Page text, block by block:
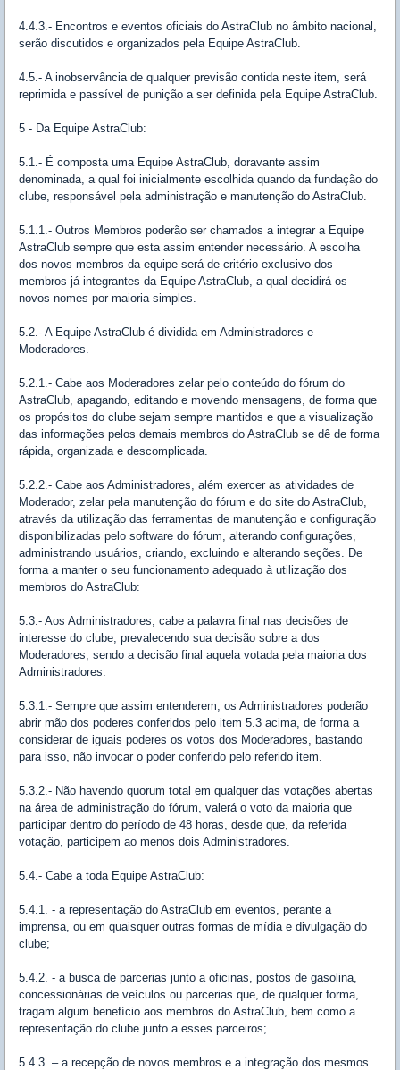
4.4.3.- Encontros e eventos oficiais do AstraClub no âmbito nacional,
serão discutidos e organizados pela Equipe AstraClub.
4.5.- A inobservância de qualquer previsão contida neste item, será
reprimida e passível de punição a ser definida pela Equipe AstraClub.
5 - Da Equipe AstraClub:
5.1.- É composta uma Equipe AstraClub, doravante assim
denominada, a qual foi inicialmente escolhida quando da fundação do
clube, responsável pela administração e manutenção do AstraClub.
5.1.1.- Outros Membros poderão ser chamados a integrar a Equipe
AstraClub sempre que esta assim entender necessário. A escolha
dos novos membros da equipe será de critério exclusivo dos
membros já integrantes da Equipe AstraClub, a qual decidirá os
novos nomes por maioria simples.
5.2.- A Equipe AstraClub é dividida em Administradores e
Moderadores.
5.2.1.- Cabe aos Moderadores zelar pelo conteúdo do fórum do
AstraClub, apagando, editando e movendo mensagens, de forma que
os propósitos do clube sejam sempre mantidos e que a visualização
das informações pelos demais membros do AstraClub se dê de forma
rápida, organizada e descomplicada.
5.2.2.- Cabe aos Administradores, além exercer as atividades de
Moderador, zelar pela manutenção do fórum e do site do AstraClub,
através da utilização das ferramentas de manutenção e configuração
disponibilizadas pelo software do fórum, alterando configurações,
administrando usuários, criando, excluindo e alterando seções. De
forma a manter o seu funcionamento adequado à utilização dos
membros do AstraClub:
5.3.- Aos Administradores, cabe a palavra final nas decisões de
interesse do clube, prevalecendo sua decisão sobre a dos
Moderadores, sendo a decisão final aquela votada pela maioria dos
Administradores.
5.3.1.- Sempre que assim entenderem, os Administradores poderão
abrir mão dos poderes conferidos pelo item 5.3 acima, de forma a
considerar de iguais poderes os votos dos Moderadores, bastando
para isso, não invocar o poder conferido pelo referido item.
5.3.2.- Não havendo quorum total em qualquer das votações abertas
na área de administração do fórum, valerá o voto da maioria que
participar dentro do período de 48 horas, desde que, da referida
votação, participem ao menos dois Administradores.
5.4.- Cabe a toda Equipe AstraClub:
5.4.1. - a representação do AstraClub em eventos, perante a
imprensa, ou em quaisquer outras formas de mídia e divulgação do
clube;
5.4.2. - a busca de parcerias junto a oficinas, postos de gasolina,
concessionárias de veículos ou parcerias que, de qualquer forma,
tragam algum benefício aos membros do AstraClub, bem como a
representação do clube junto a esses parceiros;
5.4.3. – a recepção de novos membros e a integração dos mesmos